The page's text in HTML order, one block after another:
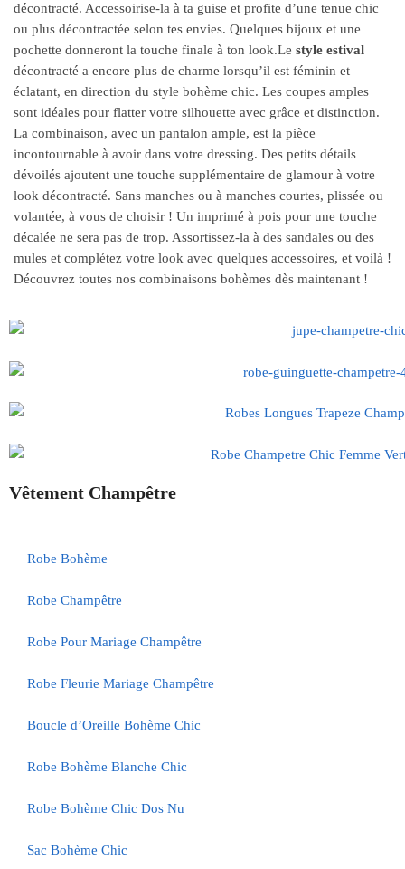
décontracté. Accessoirise-la à ta guise et profite d’une tenue chic
ou plus décontractée selon tes envies. Quelques bijoux et une
pochette donneront la touche finale à ton look.Le style estival
décontracté a encore plus de charme lorsqu’il est féminin et
éclatant, en direction du style bohème chic. Les coupes amples
sont idéales pour flatter votre silhouette avec grâce et distinction.
La combinaison, avec un pantalon ample, est la pièce
incontournable à avoir dans votre dressing. Des petits détails
dévoilés ajoutent une touche supplémentaire de glamour à votre
look décontracté. Sans manches ou à manches courtes, plissée ou
volantée, à vous de choisir ! Un imprimé à pois pour une touche
décalée ne sera pas de trop. Assortissez-la à des sandales ou des
mules et complétez votre look avec quelques accessoires, et voilà !
Découvrez toutes nos combinaisons bohèmes dès maintenant !
Vêtement Champêtre
Robe Bohème
Robe Champêtre
Robe Pour Mariage Champêtre
Robe Fleurie Mariage Champêtre
Boucle d’Oreille Bohème Chic
Robe Bohème Blanche Chic
Robe Bohème Chic Dos Nu
Sac Bohème Chic